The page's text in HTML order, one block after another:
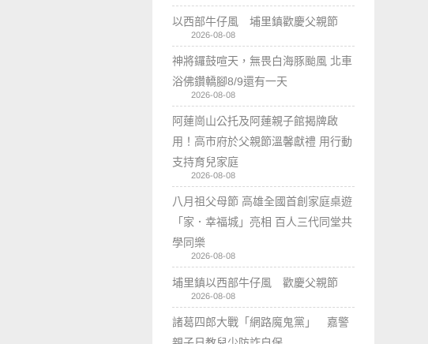
以西部牛仔風 埔里鎮歡慶父親節
2026-08-08
神將鑼鼓喧天，無畏白海豚颱風 北車
浴佛鑽轎腳8/9還有一天
2026-08-08
阿蓮崗山公托及阿蓮親子館揭牌啟
用！高市府於父親節溫馨獻禮 用行動
支持育兒家庭
2026-08-08
八月祖父母節 高雄全國首創家庭桌遊
「家．幸福城」亮相 百人三代同堂共
學同樂
2026-08-08
埔里鎮以西部牛仔風 歡慶父親節
2026-08-08
諸葛四郎大戰「網路魔鬼黨」 嘉警